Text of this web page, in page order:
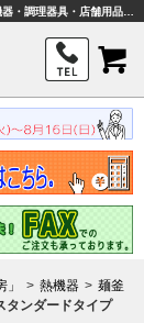
熱機器
麺釜
ンダードタイプ